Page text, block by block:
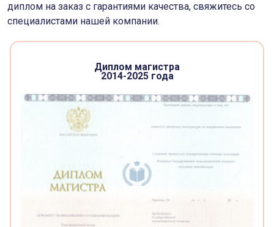
диплом на заказ с гарантиями качества, свяжитесь со
специалистами нашей компании.
Диплом магистра
2014-2025 года